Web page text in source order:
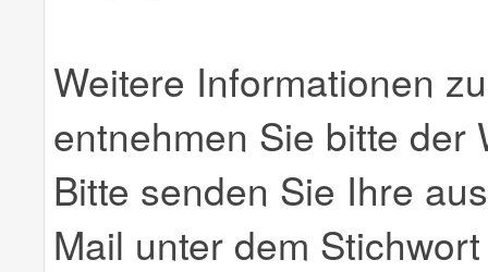
Weitere Informationen
entnehmen Sie bitte der
Bitte senden Sie Ihre
Mail unter dem